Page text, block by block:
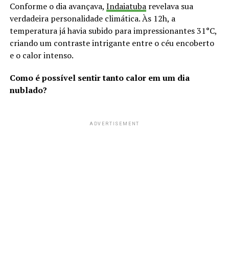
Conforme o dia avançava, Indaiatubarevelava sua
verdadeira personalidade climática. Às 12h, a
temperatura já havia subido para impressionantes 31°C,
criando um contraste intrigante entre o céu encoberto
e o calor intenso.
Como é possível sentir tanto calor em um dia
nublado?
ADVERTISEMENT